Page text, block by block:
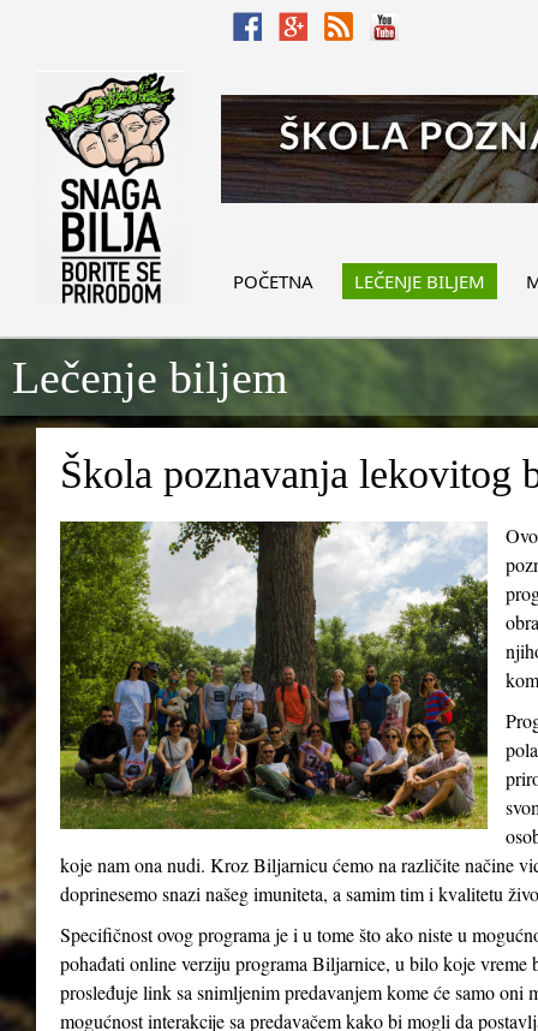
POČETNA LEČENJE BILJEM
Lečenje biljem
Škola poznavanja lekovitog
koje nam ona nudi. Kroz Biljarnicu ćemo na različite načine
doprinesemo snazi našeg imuniteta, a samim tim i kvalitetu
Specifičnost ovog programa je i u tome što ako niste u
pohađati online verziju programa Biljarnice, u bilo koje vreme
prosleđuje link sa snimljenim predavanjem kome će samo
mogućnost interakcije sa predavačem kako bi mogli da